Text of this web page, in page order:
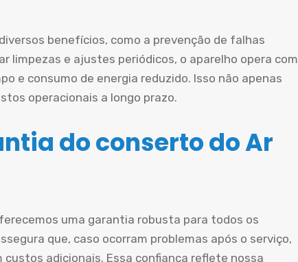
benefícios, como a prevenção de falhas
limpezas e ajustes periódicos, o aparelho opera com
e consumo de energia reduzido. Isso não apenas
operacionais a longo prazo.
do conserto do Ar
uma garantia robusta para todos os
que, caso ocorram problemas após o serviço,
adicionais. Essa confiança reflete nossa